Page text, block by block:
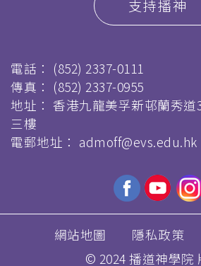
支持播神
電話： (852) 2337-0111
傳真： (852) 2337-0955
地址： 香港九龍美孚新邨蘭秀道
三樓
電郵地址： admoff@evs.edu.hk
網站地圖 隱私政策
© 2024 播道神學院